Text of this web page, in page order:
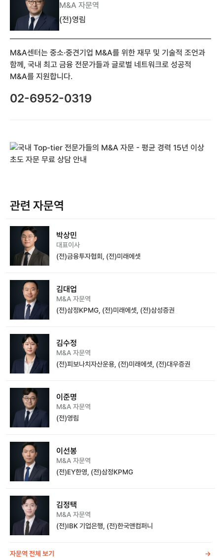
M&A 자문역
(전)영림
M&A센터는 중소·중견기업 M&A를 위한 재무 및 기술적 조언과
함께, 국내 최고 금융 전문가들과 글로벌 네트워크로 성공적
M&A를 지원합니다.
02-6952-0319
관련 자문역
박상민
대표이사
(전)금융투자협회, (전)미래에셋
김대업
M&A 자문역
(전)삼정KPMG, (전)미래에셋, (전)삼성증권
김수정
M&A 자문역
(전)피보나치자산운용, (전)미래에셋, (전)대우증권
이준명
M&A 자문역
(전)영림
이선봉
M&A 자문역
(전)EY한영, (전)삼정KPMG
김정택
M&A 자문역
(전)IBK 기업은행, (전)한국앤컴퍼니
자문역 전체 보기 ->